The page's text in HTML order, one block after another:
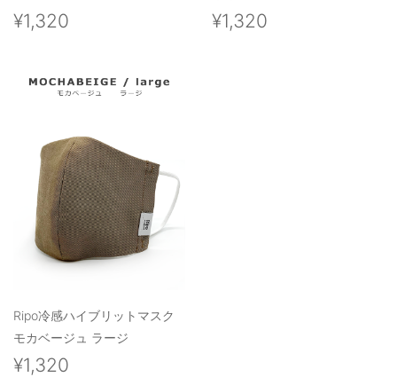
¥1,320 ¥1,320
Ripo冷感ハイブリットマスク
モカベージュ ラージ
¥1,320